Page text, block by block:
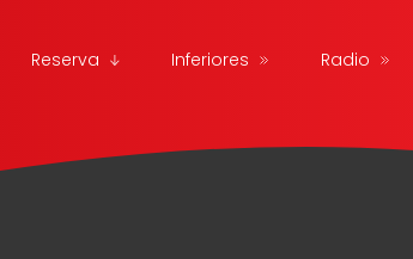
Reserva Inferiores Radio